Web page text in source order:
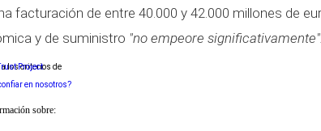
facturación de entre 40.000 y 42.000 millones de
y de suministro "no empeore significativamente".
a los criterios de
en nosotros?
sobre: